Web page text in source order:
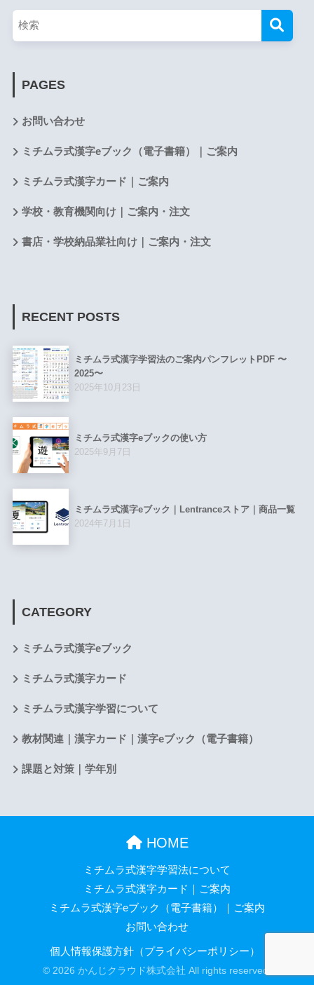
PAGES
お問い合わせ
ミチムラ式漢字eブック（電子書籍）｜ご案内
ミチムラ式漢字カード｜ご案内
学校・教育機関向け｜ご案内・注文
書店・学校納品業社向け｜ご案内・注文
RECENT POSTS
ミチムラ式漢字学習法のご案内パンフレットPDF 〜
2025〜
2025年10月23日
ミチムラ式漢字eブックの使い方
2025年9月7日
ミチムラ式漢字eブック｜Lentranceストア｜商品一覧
2024年7月1日
CATEGORY
ミチムラ式漢字eブック
ミチムラ式漢字カード
ミチムラ式漢字学習について
教材関連｜漢字カード｜漢字eブック（電子書籍）
課題と対策｜学年別
HOME
ミチムラ式漢字学習法について
ミチムラ式漢字カード｜ご案内
ミチムラ式漢字eブック（電子書籍）｜ご案内
お問い合わせ
個人情報保護方針（プライバシーポリシー）
© 2026 かんじクラウド株式会社 All rights reserved.